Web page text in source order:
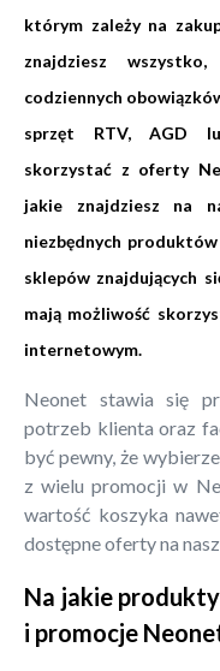
którym zależy na
znajdziesz
codziennych
sprzęt RTV, AGD
skorzystać z oferty
jakie znajdziesz na
niezbędnych
sklepów znajdujących
mają możliwość
internetowym.
Neonet stawia się
potrzeb klienta oraz
być pewny, że
z wielu promocji w
wartość koszyka
dostępne oferty na
Na jakie
i promocje